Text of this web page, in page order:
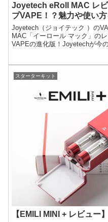
Joyetech eRoll MAC レ
プVAPE！？魅力や使い方
Joyetech（ジョイテック ）の
MAC「イーロール マック」の
VAPEの進化版！Joyetechが今
スターターキット
【EMILI MINI + レビュー